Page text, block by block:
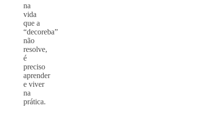
na
vida
que a
“decoreba”
não
resolve,
é
preciso
aprender
e viver
na
prática.